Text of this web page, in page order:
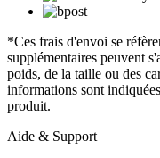
*Ces frais d'envoi se
supplémentaires peuvent
poids, de la taille ou des
informations sont
produit.
Aide & Support